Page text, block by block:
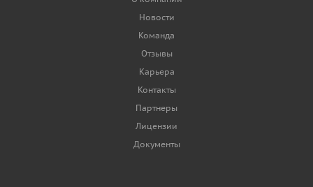
Новости
Команда
Отзывы
Карьера
Контакты
Партнеры
Лицензии
Документы